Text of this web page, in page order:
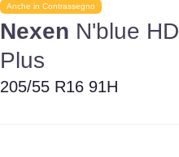
Anche in Contrassegno
Nexen N'blue HD
Plus
205/55 R16 91H